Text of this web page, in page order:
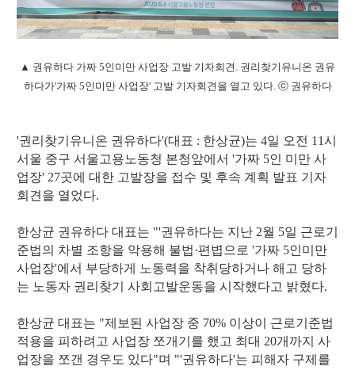
▲ 권유하다 가짜 5인미만 사업장 고발 기자회견. 권리찾기유니온 권유
하다가'가짜 5인미만 사업장' 고발 기자회견을 열고 있다. ⓒ 권유하다
'권리찾기유니온 권유하다'(대표 : 한상균)는 4일 오전 11시
서울 중구 서울고용노동청 본청앞에서 '가짜 5인 미만 사
업장' 27곳에 대한 고발장을 접수 및 후속 계획 발표 기자
회견을 열었다.
한상균 권유하다 대표는 "'권유하다는 지난 2월 5일 근로기
준법의 차별 조항을 악용해 불법·편볍으로 '가짜 5인미만
사업장'에서 부당하게 노동력을 착취당하거나 해고 당하
는 노동자 권리찾기 사회고발운동을 시작했다고 밝혔다.
한상균 대표는 "제보된 사업장 중 70% 이상이 근로기준법
적용을 피하려고 사업장 쪼개기를 했고 최대 20개까지 사
업장을 쪼갠 경우도 있다"며 "'권유하다'는 피해자 구제를